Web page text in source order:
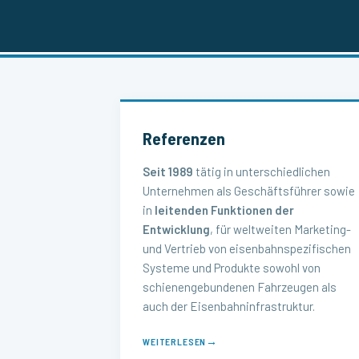
Referenzen
Seit 1989 tätig in unterschiedlichen
Unternehmen als Geschäftsführer sowie
in leitenden Funktionen der
Entwicklung, für weltweiten Marketing-
und Vertrieb von eisenbahnspezifischen
Systeme und Produkte sowohl von
schienengebundenen Fahrzeugen als
auch der Eisenbahninfrastruktur.
WEITERLESEN →